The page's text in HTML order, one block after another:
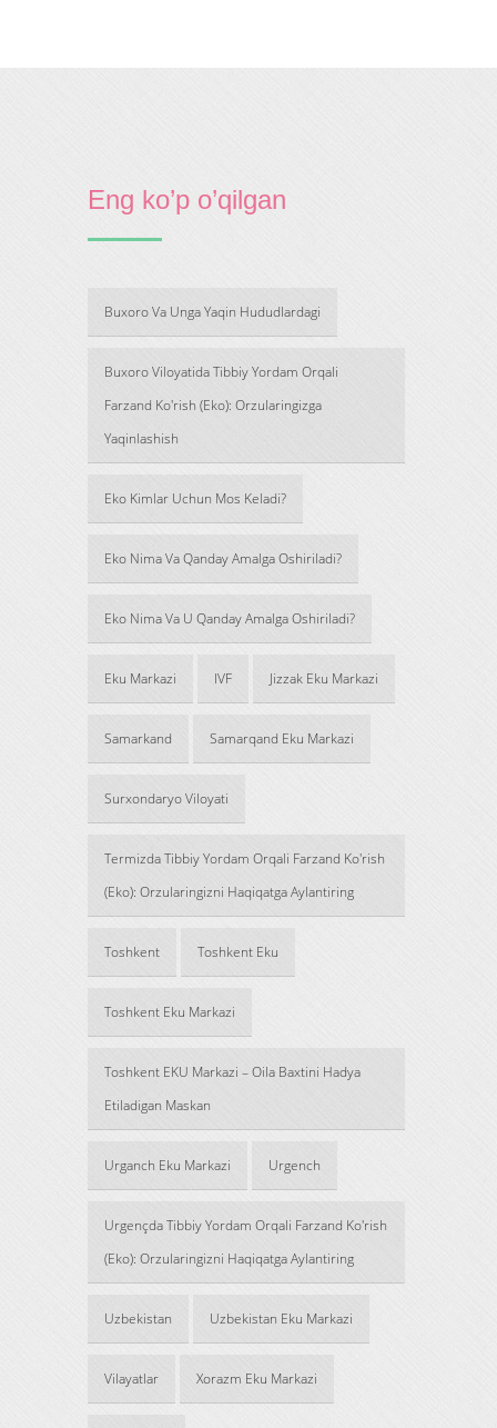
Eng ko’p o’qilgan
Buxoro Va Unga Yaqin Hududlardagi
Buxoro Viloyatida Tibbiy Yordam Orqali
Farzand Ko'rish (Eko): Orzularingizga
Yaqinlashish
Eko Kimlar Uchun Mos Keladi?
Eko Nima Va Qanday Amalga Oshiriladi?
Eko Nima Va U Qanday Amalga Oshiriladi?
Eku Markazi IVF Jizzak Eku Markazi
Samarkand Samarqand Eku Markazi
Surxondaryo Viloyati
Termizda Tibbiy Yordam Orqali Farzand Ko'rish
(Eko): Orzularingizni Haqiqatga Aylantiring
Toshkent Toshkent Eku
Toshkent Eku Markazi
Toshkent EKU Markazi – Oila Baxtini Hadya
Etiladigan Maskan
Urganch Eku Markazi Urgench
Urgençda Tibbiy Yordam Orqali Farzand Ko'rish
(Eko): Orzularingizni Haqiqatga Aylantiring
Uzbekistan Uzbekistan Eku Markazi
Vilayatlar Xorazm Eku Markazi